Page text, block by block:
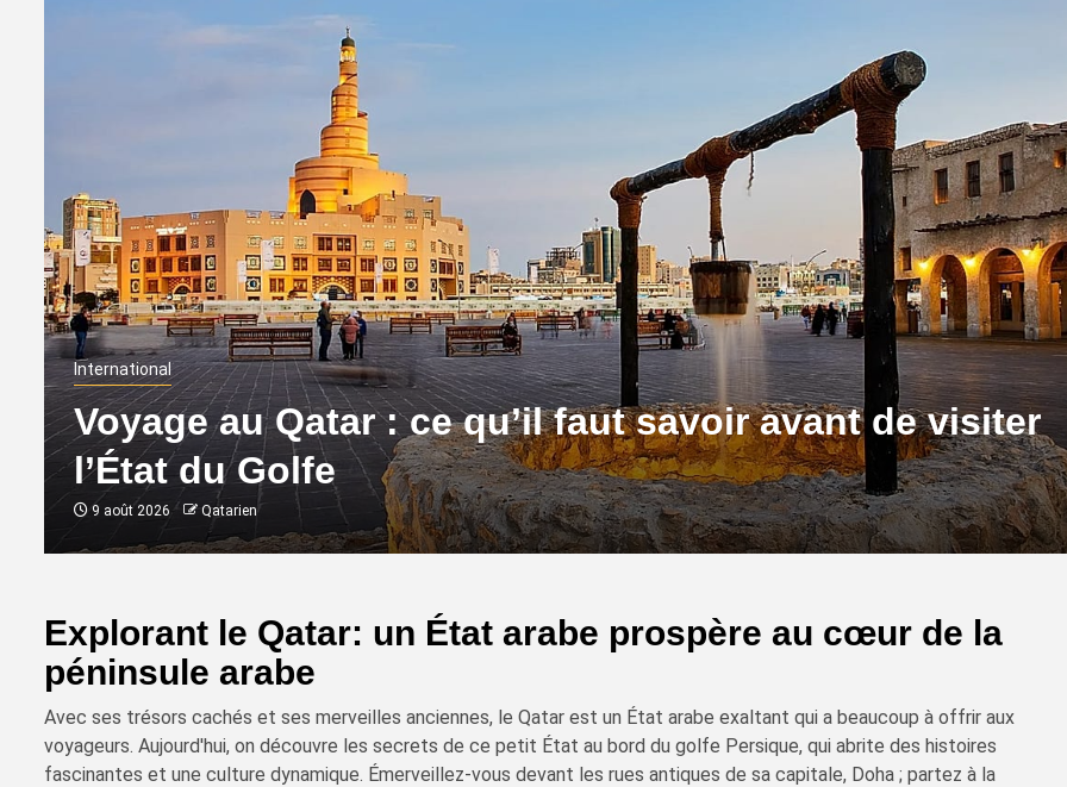
International
Voyage au Qatar : ce qu’il faut savoir avant de visiter
l’État du Golfe
9 août 2026 Qatarien
Explorant le Qatar: un État arabe prospère au cœur de la
péninsule arabe
Avec ses trésors cachés et ses merveilles anciennes, le Qatar est un État arabe exaltant qui a beaucoup à offrir aux
voyageurs. Aujourd'hui, on découvre les secrets de ce petit État au bord du golfe Persique, qui abrite des histoires
fascinantes et une culture dynamique. Émerveillez-vous devant les rues antiques de sa capitale, Doha ; partez à la